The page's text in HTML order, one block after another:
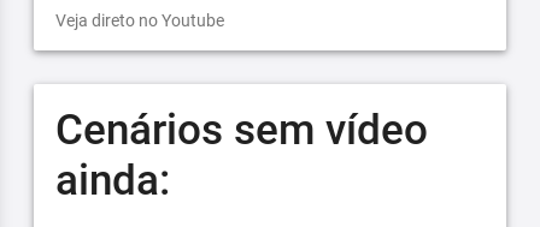
Veja direto no Youtube
Cenários sem vídeo
ainda: